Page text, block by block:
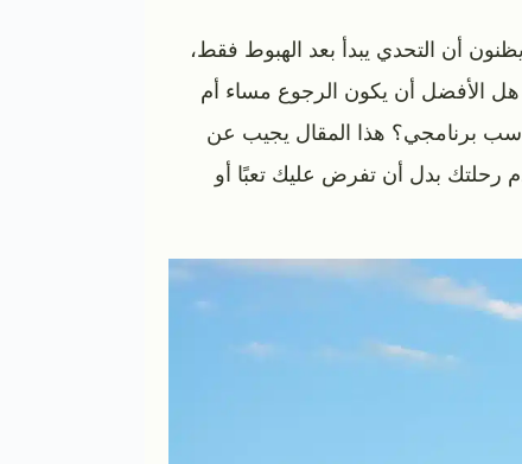
أن التحدي يبدأ بعد الهبوط فقط،
هل الأفضل أن يكون الرجوع مساء أم
برنامجي؟ هذا المقال يجيب عن
رحلتك بدل أن تفرض عليك تعبًا أو